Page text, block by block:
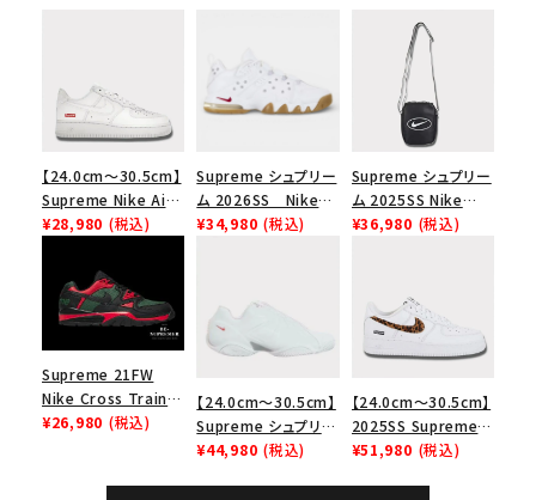
【24.0cm～30.5cm】
Supreme Nike Air
Force 1 Low シュプ
ース１スニーカー シ
ューズ ホワイト
¥28,980 (税込)
Supreme シュプリー
ム 2026SS Nike
SB Air Max 2 CB 94
¥34,980 (税込)
Supreme シュプリー
ム 2025SS Nike
Leather Shoulder
¥36,980 (税込)
Supreme 21FW
Nike Cross Trainer
Low ナイキクロスト
¥26,980 (税込)
【24.0cm～30.5cm】
Supreme シュプリー
ム 2023AW Nike
¥44,980 (税込)
【24.0cm～30.5cm】
2025SS Supreme
GOODENOUGH
¥51,980 (税込)